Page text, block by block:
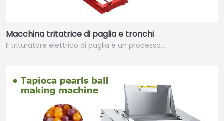
Macchina tritatrice di paglia e tronchi
Il trituratore elettrico di paglia è un processo…